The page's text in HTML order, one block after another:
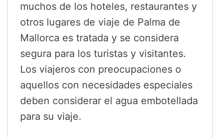
muchos de los hoteles, restaurantes y
otros lugares de viaje de Palma de
Mallorca es tratada y se considera
segura para los turistas y visitantes.
Los viajeros con preocupaciones o
aquellos con necesidades especiales
deben considerar el agua embotellada
para su viaje.